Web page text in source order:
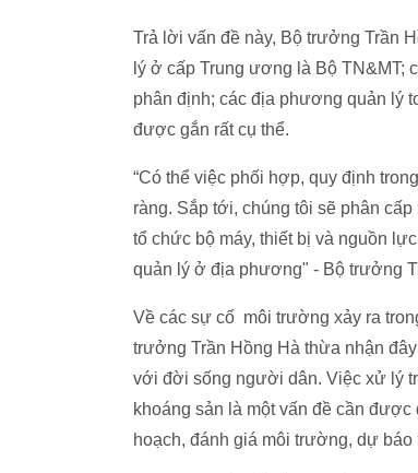
Trả lời vấn đề này, Bộ trưởng Trần
lý ở cấp Trung ương là Bộ TN&MT;
phân định; các địa phương quản lý
được gắn rất cụ thể.
“Có thể việc phối hợp, quy định
ràng. Sắp tới, chúng tôi sẽ phân
tổ chức bộ máy, thiết bị và nguồn
quản lý ở địa phương" - Bộ trưởng
Về các sự cố môi trường xảy ra
trưởng Trần Hồng Hà thừa nhận
với đời sống người dân. Việc xử lý
khoáng sản là một vấn đề cần
hoạch, đánh giá môi trường, dự